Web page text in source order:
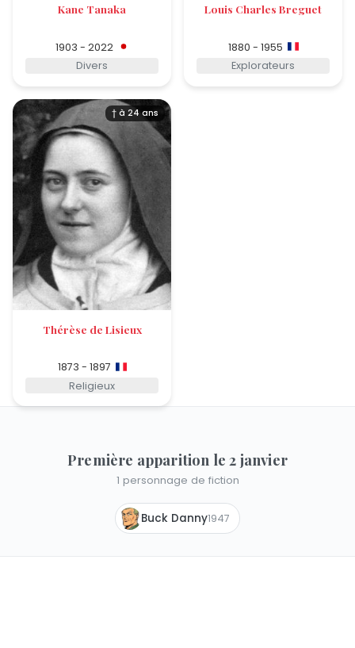
Kane Tanaka
1903 - 2022
Divers
Louis Charles Breguet
1880 - 1955
Explorateurs
† à 24 ans
Thérèse de Lisieux
1873 - 1897
Religieux
Première apparition le 2 janvier
1 personnage de fiction
Buck Danny1947